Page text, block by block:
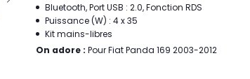
Bluetooth, Port USB : 2.0, Fonction RDS
Puissance (W) : 4 x 35
Kit mains-libres
On adore : Pour Fiat Panda 169 2003-2012